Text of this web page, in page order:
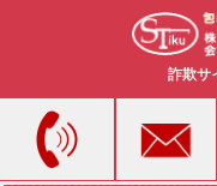
詐欺サ